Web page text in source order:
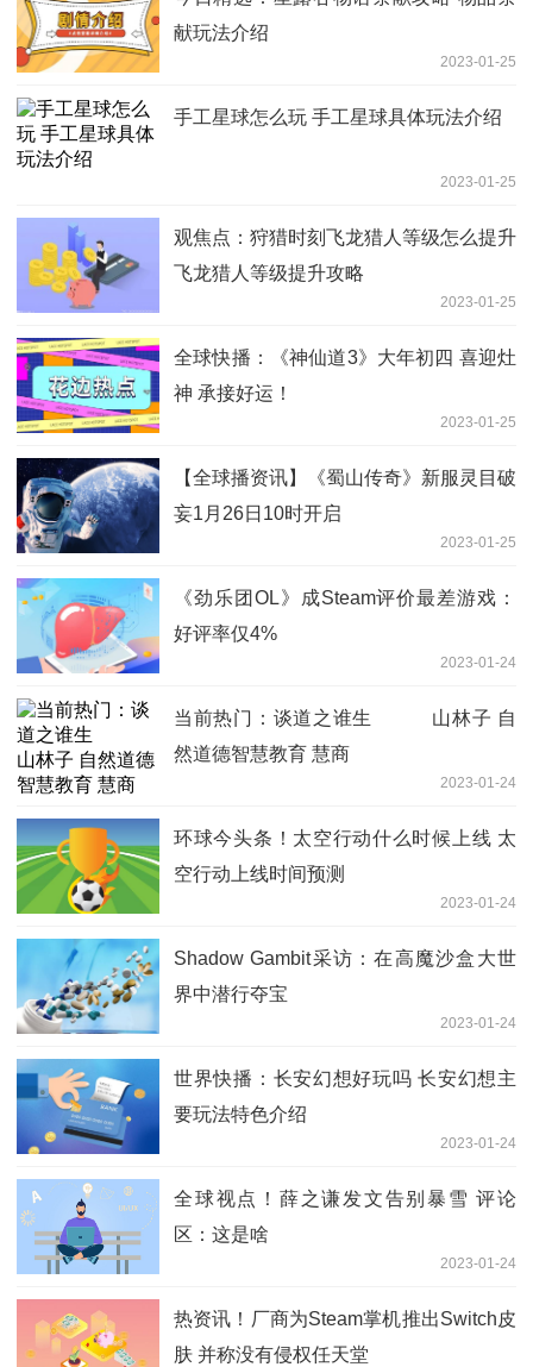
献玩法介绍
2023-01-25
手工星球怎么玩 手工星球具体玩法介绍
2023-01-25
观焦点：狩猎时刻飞龙猎人等级怎么提升
飞龙猎人等级提升攻略
2023-01-25
全球快播：《神仙道3》大年初四 喜迎灶
神 承接好运！
2023-01-25
【全球播资讯】《蜀山传奇》新服灵目破
妄1月26日10时开启
2023-01-25
《劲乐团OL》成Steam评价最差游戏：
好评率仅4%
2023-01-24
当前热门：谈道之谁生 山林子 自
然道德智慧教育 慧商
2023-01-24
环球今头条！太空行动什么时候上线 太
空行动上线时间预测
2023-01-24
Shadow Gambit采访：在高魔沙盒大世
界中潜行夺宝
2023-01-24
世界快播：长安幻想好玩吗 长安幻想主
要玩法特色介绍
2023-01-24
全球视点！薛之谦发文告别暴雪 评论
区：这是啥
2023-01-24
热资讯！厂商为Steam掌机推出Switch皮
肤 并称没有侵权任天堂